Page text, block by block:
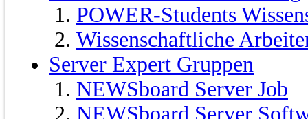
POWER-Students
Wissenschaftliche
Server Expert Gruppen
NEWSboard Server Job
NEWSboard Server